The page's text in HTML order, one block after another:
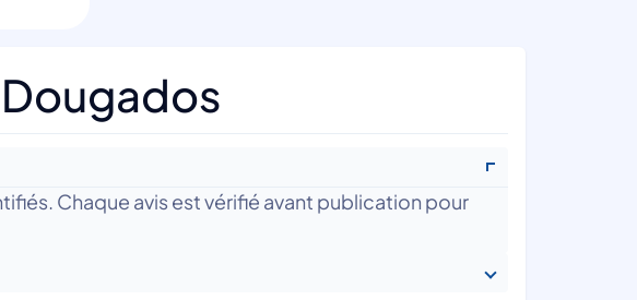
Chaque avis est vérifié avant publication pour